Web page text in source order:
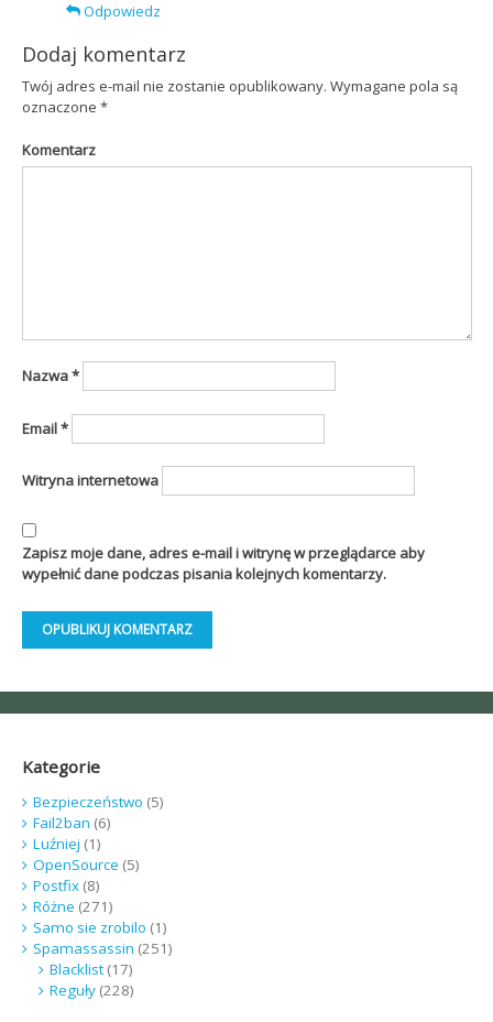
Odpowiedz
Dodaj komentarz
Twój adres e-mail nie zostanie opublikowany. Wymagane pola są
oznaczone *
Komentarz
Nazwa*
Email*
Witryna internetowa
Zapisz moje dane, adres e-mail i witrynę w przeglądarce aby
wypełnić dane podczas pisania kolejnych komentarzy.
Kategorie
Bezpieczeństwo (5)
Fail2ban (6)
Luźniej (1)
OpenSource (5)
Postfix(8)
Różne (271)
Samo sie zrobilo (1)
Spamassassin (251)
Blacklist(17)
Reguły(228)